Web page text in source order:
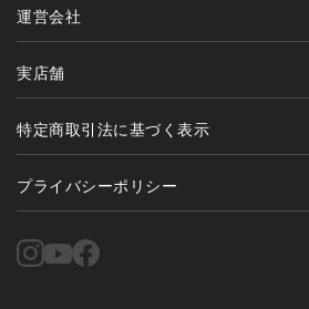
運営会社
実店舗
特定商取引法に基づく表示
プライバシーポリシー